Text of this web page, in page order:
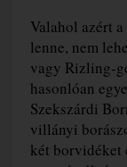
Valahol azért
lenne, nem
vagy Rizling-
hasonlóan
Szekszárdi
villányi
két borvidéket